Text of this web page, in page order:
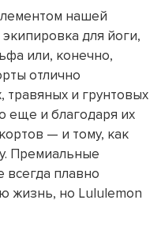
нашей
для йоги,
или, конечно,
отлично
травяных и грунтовых
еще и благодаря их
— и тому, как
Премиальные
всегда плавно
жизнь, но Lululemon